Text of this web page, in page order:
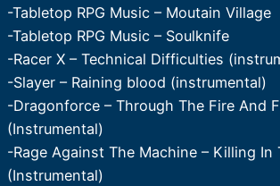
-Tabletop RPG Music – Moutain Village
-Tabletop RPG Music – Soulknife
-Racer X – Technical Difficulties
-Slayer – Raining blood (instrumental)
-Dragonforce – Through The Fire And
(Instrumental)
-Rage Against The Machine – Killing In
(Instrumental)